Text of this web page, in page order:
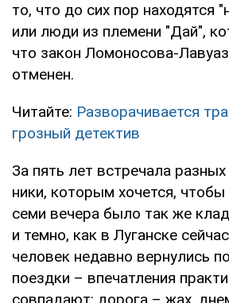
то, что до сих пор находятся
или люди из племени "Дай",
что закон Ломоносова-
отменен.
Читайте: Разворачивается
грозный детектив
За пять лет встречала
ники, которым хочется,
семи вечера было так же
и темно, как в Луганске
человек недавно вернулись
поездки – впечатления